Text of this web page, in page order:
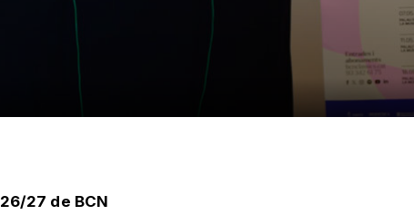
26/27 de BCN